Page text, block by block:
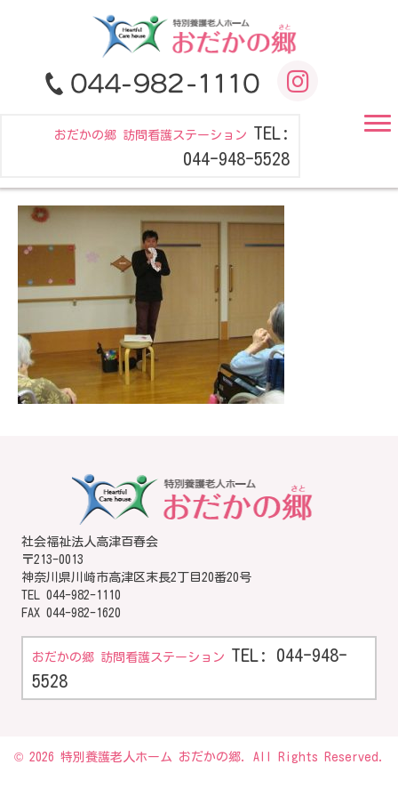
おだかの郷 訪問看護ステーション TEL:
044-948-5528
社会福祉法人高津百春会
〒213-0013
神奈川県川崎市高津区末長2丁目20番20号
TEL 044-982-1110
FAX 044-982-1620
おだかの郷 訪問看護ステーション TEL: 044-948-
5528
© 2026 特別養護老人ホーム おだかの郷. All Rights Reserved.